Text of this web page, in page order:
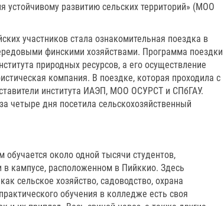
устойчивому развитию сельских территорий» (МОО
участников стала ознакомительная поездка в
финскими хозяйствами. Программа поездки
природных ресурсов, а его осуществление
компания. В поездке, которая проходила с
института ИАЭП, МОО ОСУРСТ и СПбГАУ.
четыре дня посетила сельскохозяйственный
около одной тысячи студентов,
кампусе, расположенном в Пийккио. Здесь
сельское хозяйство, садоводство, охрана
обучения в колледже есть своя